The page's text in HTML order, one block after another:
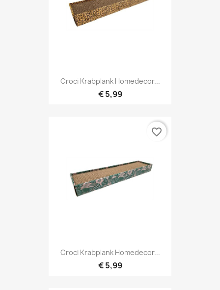
Croci Krabplank Homedecor...
€ 5,99
Croci Krabplank Homedecor...
€ 5,99
favorite_border